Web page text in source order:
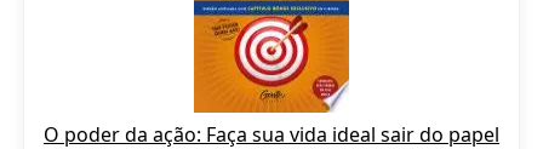
O poder da ação: Faça sua vida ideal sair do papel